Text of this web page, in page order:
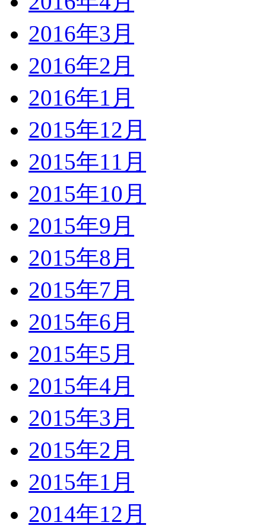
2016年3月
2016年2月
2016年1月
2015年12月
2015年11月
2015年10月
2015年9月
2015年8月
2015年7月
2015年6月
2015年5月
2015年4月
2015年3月
2015年2月
2015年1月
2014年12月